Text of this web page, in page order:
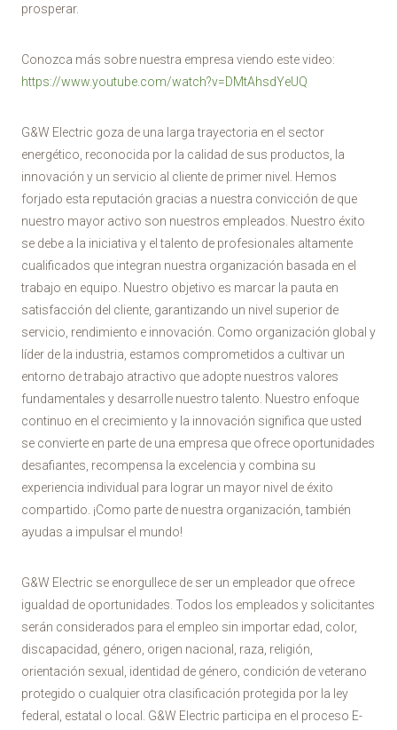
prosperar.
Conozca más sobre nuestra empresa viendo este video:
https://www.youtube.com/watch?v=DMtAhsdYeUQ
G&W Electric goza de una larga trayectoria en el sector
energético, reconocida por la calidad de sus productos, la
innovación y un servicio al cliente de primer nivel. Hemos
forjado esta reputación gracias a nuestra convicción de que
nuestro mayor activo son nuestros empleados. Nuestro éxito
se debe a la iniciativa y el talento de profesionales altamente
cualificados que integran nuestra organización basada en el
trabajo en equipo. Nuestro objetivo es marcar la pauta en
satisfacción del cliente, garantizando un nivel superior de
servicio, rendimiento e innovación. Como organización global y
líder de la industria, estamos comprometidos a cultivar un
entorno de trabajo atractivo que adopte nuestros valores
fundamentales y desarrolle nuestro talento. Nuestro enfoque
continuo en el crecimiento y la innovación significa que usted
se convierte en parte de una empresa que ofrece oportunidades
desafiantes, recompensa la excelencia y combina su
experiencia individual para lograr un mayor nivel de éxito
compartido. ¡Como parte de nuestra organización, también
ayudas a impulsar el mundo!
G&W Electric se enorgullece de ser un empleador que ofrece
igualdad de oportunidades. Todos los empleados y solicitantes
serán considerados para el empleo sin importar edad, color,
discapacidad, género, origen nacional, raza, religión,
orientación sexual, identidad de género, condición de veterano
protegido o cualquier otra clasificación protegida por la ley
federal, estatal o local. G&W Electric participa en el proceso E-